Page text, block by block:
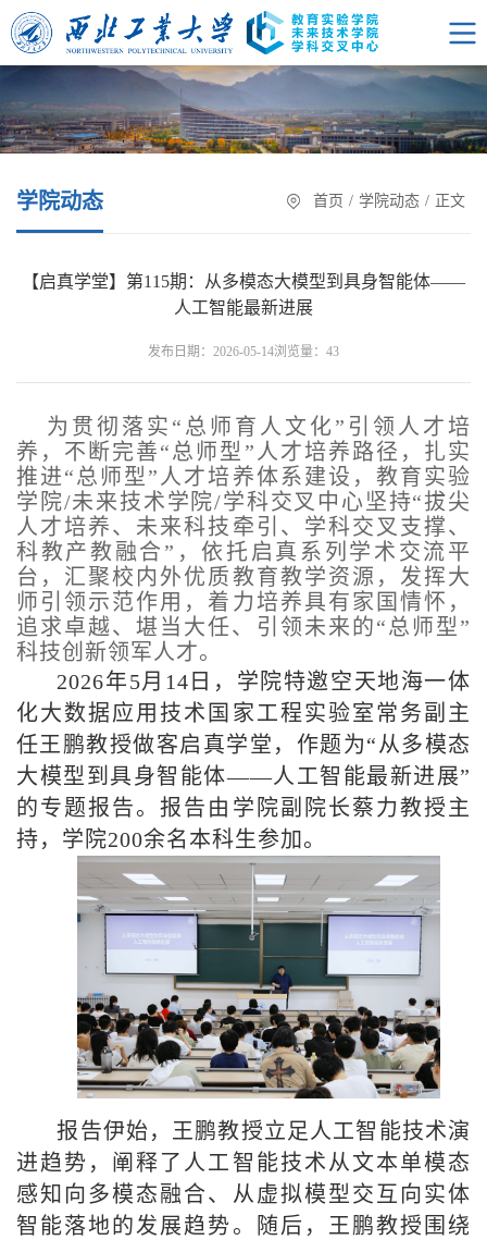
学院动态 首页 / 学院动态 / 正文
【启真学堂】第115期：从多模态大模型到具身智能体——
人工智能最新进展
发布日期：2026-05-14浏览量： 43
为贯彻落实“总师育人文化”引领人才培
养，不断完善“总师型”人才培养路径，扎实
推进“总师型”人才培养体系建设，教育实验
学院/未来技术学院/学科交叉中心坚持“拔尖
人才培养、未来科技牵引、学科交叉支撑、
科教产教融合”，依托启真系列学术交流平
台，汇聚校内外优质教育教学资源，发挥大
师引领示范作用，着力培养具有家国情怀，
追求卓越、堪当大任、引领未来的“总师型”
科技创新领军人才。
2026年5月14日，学院特邀空天地海一体
化大数据应用技术国家工程实验室常务副主
任王鹏教授做客启真学堂，作题为“从多模态
大模型到具身智能体——人工智能最新进展”
的专题报告。报告由学院副院长蔡力教授主
持，学院200余名本科生参加。
报告伊始，王鹏教授立足人工智能技术演
进趋势，阐释了人工智能技术从文本单模态
感知向多模态融合、从虚拟模型交互向实体
智能落地的发展趋势。随后，王鹏教授围绕